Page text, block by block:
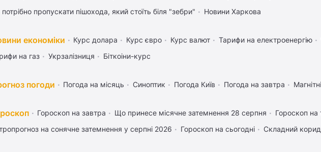
пропускати пішохода, який стоїть біля "зебри"
Новини Харкова
економіки Курс долара Курс євро Курс валют Тарифи на електроенергію
на газ
Укрзалізниця Біткоіни-курс
погоди Погода на місяць Синоптик Погода Київ Погода на завтра
Гороскоп на завтра Що принесе місячне затемнення 28 серпня
Гороскоп
на сонячне затемнення у серпні 2026
Гороскоп на сьогодні Складний